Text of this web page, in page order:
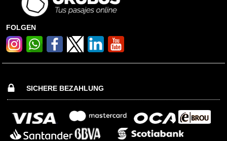
FOLGEN
SICHERE BEZAHLUNG